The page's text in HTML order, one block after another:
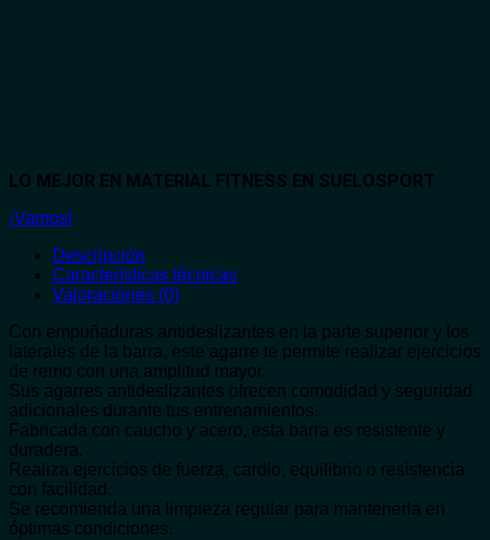
LO MEJOR EN MATERIAL FITNESS EN SUELOSPORT
¡Vamos!
Descripción
Características técnicas
Valoraciones (0)
Con empuñaduras antideslizantes en la parte superior y los
laterales de la barra, este agarre te permite realizar ejercicios
de remo con una amplitud mayor.
Sus agarres antideslizantes ofrecen comodidad y seguridad
adicionales durante tus entrenamientos.
Fabricada con caucho y acero, esta barra es resistente y
duradera.
Realiza ejercicios de fuerza, cardio, equilibrio o resistencia
con facilidad.
Se recomienda una limpieza regular para mantenerla en
óptimas condiciones.